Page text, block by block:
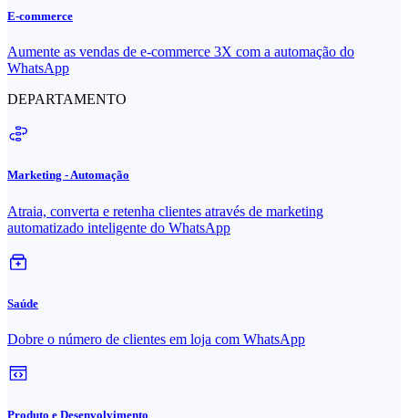
E-commerce
Aumente as vendas de e-commerce 3X com a automação do
WhatsApp
DEPARTAMENTO
Marketing - Automação
Atraia, converta e retenha clientes através de marketing
automatizado inteligente do WhatsApp
Saúde
Dobre o número de clientes em loja com WhatsApp
Produto e Desenvolvimento